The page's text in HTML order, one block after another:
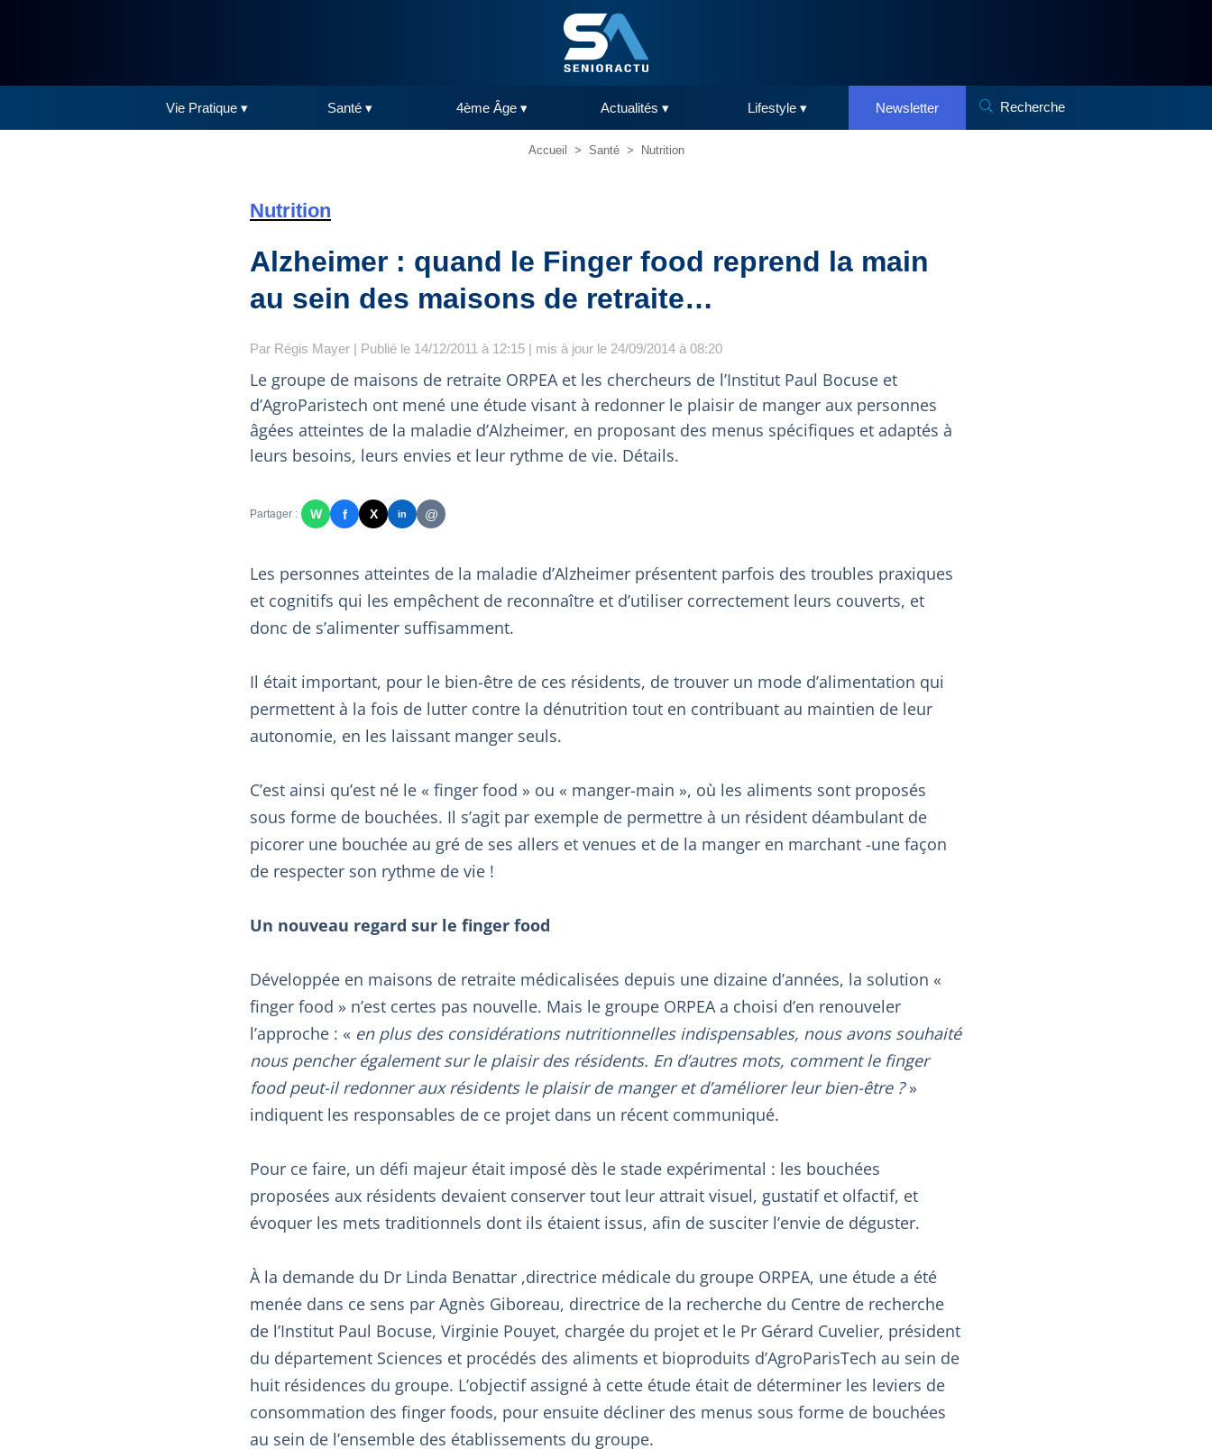
Vie Pratique ▾ Santé ▾ 4ème Âge ▾ Actualités ▾ Lifestyle ▾ Newsletter Recherche
Accueil > Santé > Nutrition
Nutrition
Alzheimer : quand le Finger food reprend la main
au sein des maisons de retraite…
Par Régis Mayer | Publié le 14/12/2011 à 12:15 | mis à jour le 24/09/2014 à 08:20
Le groupe de maisons de retraite ORPEA et les chercheurs de l’Institut Paul Bocuse et
d’AgroParistech ont mené une étude visant à redonner le plaisir de manger aux personnes
âgées atteintes de la maladie d’Alzheimer, en proposant des menus spécifiques et adaptés à
leurs besoins, leurs envies et leur rythme de vie. Détails.
Partager : W f X in @
Les personnes atteintes de la maladie d’Alzheimer présentent parfois des troubles praxiques
et cognitifs qui les empêchent de reconnaître et d’utiliser correctement leurs couverts, et
donc de s’alimenter suffisamment.
Il était important, pour le bien-être de ces résidents, de trouver un mode d’alimentation qui
permettent à la fois de lutter contre la dénutrition tout en contribuant au maintien de leur
autonomie, en les laissant manger seuls.
C’est ainsi qu’est né le « finger food » ou « manger-main », où les aliments sont proposés
sous forme de bouchées. Il s’agit par exemple de permettre à un résident déambulant de
picorer une bouchée au gré de ses allers et venues et de la manger en marchant -une façon
de respecter son rythme de vie !
Un nouveau regard sur le finger food
Développée en maisons de retraite médicalisées depuis une dizaine d’années, la solution «
finger food » n’est certes pas nouvelle. Mais le groupe ORPEA a choisi d’en renouveler
l’approche : « en plus des considérations nutritionnelles indispensables, nous avons souhaité
nous pencher également sur le plaisir des résidents. En d’autres mots, comment le finger
food peut-il redonner aux résidents le plaisir de manger et d’améliorer leur bien-être ?»
indiquent les responsables de ce projet dans un récent communiqué.
Pour ce faire, un défi majeur était imposé dès le stade expérimental : les bouchées
proposées aux résidents devaient conserver tout leur attrait visuel, gustatif et olfactif, et
évoquer les mets traditionnels dont ils étaient issus, afin de susciter l’envie de déguster.
À la demande du Dr Linda Benattar ,directrice médicale du groupe ORPEA, une étude a été
menée dans ce sens par Agnès Giboreau, directrice de la recherche du Centre de recherche
de l’Institut Paul Bocuse, Virginie Pouyet, chargée du projet et le Pr Gérard Cuvelier, président
du département Sciences et procédés des aliments et bioproduits d’AgroParisTech au sein de
huit résidences du groupe. L’objectif assigné à cette étude était de déterminer les leviers de
consommation des finger foods, pour ensuite décliner des menus sous forme de bouchées
au sein de l’ensemble des établissements du groupe.